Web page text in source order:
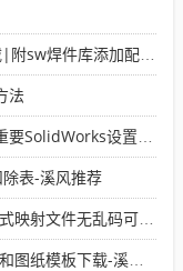
库添加配置使用教程
法
置可以提高你的画图效率
表-溪风推荐
码可分层-溪风亲测推荐
板下载-溪风专用版